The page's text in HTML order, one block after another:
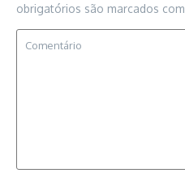
obrigatórios são marcados com